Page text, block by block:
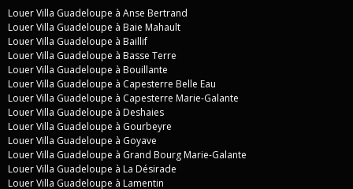
Louer Villa Guadeloupe à Anse Bertrand
Louer Villa Guadeloupe à Baie Mahault
Louer Villa Guadeloupe à Baillif
Louer Villa Guadeloupe à Basse Terre
Louer Villa Guadeloupe à Bouillante
Louer Villa Guadeloupe à Capesterre Belle Eau
Louer Villa Guadeloupe à Capesterre Marie-Galante
Louer Villa Guadeloupe à Deshaies
Louer Villa Guadeloupe à Gourbeyre
Louer Villa Guadeloupe à Goyave
Louer Villa Guadeloupe à Grand Bourg Marie-Galante
Louer Villa Guadeloupe à La Désirade
Louer Villa Guadeloupe à Lamentin